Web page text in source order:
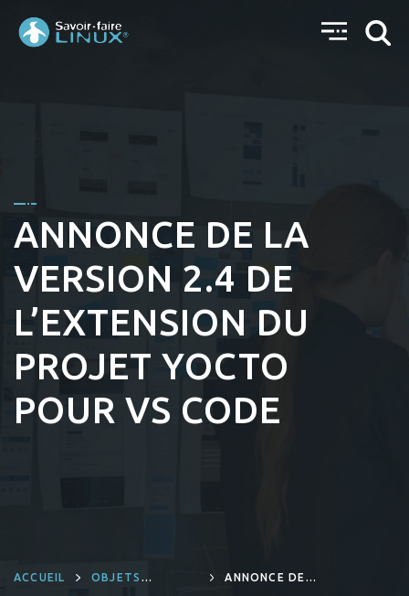
ANNONCE DE LA
VERSION 2.4 DE
L’EXTENSION DU
PROJET YOCTO
POUR VS CODE
ACCUEIL
OBJETS
ANNONCE DE